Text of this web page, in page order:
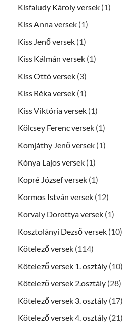
Kisfaludy Károly versek (1)
Kiss Anna versek (1)
Kiss Jenő versek (1)
Kiss Kálmán versek (1)
Kiss Ottó versek (3)
Kiss Réka versek (1)
Kiss Viktória versek (1)
Kölcsey Ferenc versek (1)
Komjáthy Jenő versek (1)
Kónya Lajos versek (1)
Kopré József versek (1)
Kormos István versek (12)
Korvaly Dorottya versek (1)
Kosztolányi Dezső versek (10)
Kötelező versek (114)
Kötelező versek 1. osztály (10)
Kötelező versek 2.osztály (28)
Kötelező versek 3. osztály (17)
Kötelező versek 4. osztály (21)